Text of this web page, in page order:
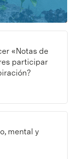
«Notas de
participar
mental y